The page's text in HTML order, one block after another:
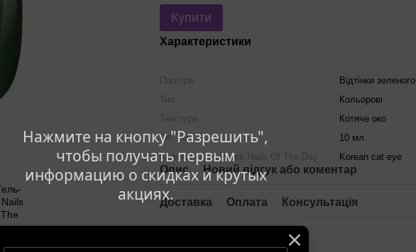
Нажмите на кнопку "Разрешить",
чтобы получать первым
информацию о скидках и крутых
акциях.
Купити
Характеристики
Палітра
Відтінки зеленого
Тип
Кольорові
Текстура
Котяче око
Об `єм
10 мл
Колекція гель-лаків Nails Of The Day
Korean cat eye
Опис Новий відгук або коментар
Доставка Оплата Консультація